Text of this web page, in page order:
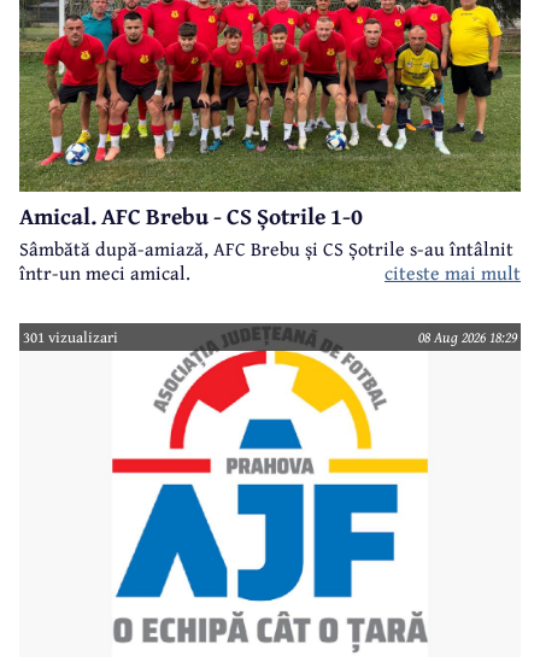
Amical. AFC Brebu - CS Șotrile 1-0
Sâmbătă după-amiază, AFC Brebu și CS Șotrile s-au întâlnit
într-un meci amical.
citeste mai mult
301 vizualizari 08 Aug 2026 18:29